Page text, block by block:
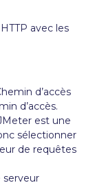
avec les
d’accès
d’accès.
est une
sélectionner
de requêtes
serveur